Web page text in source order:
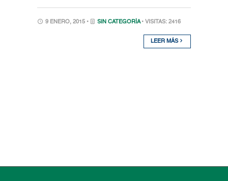
9 ENERO, 2015 • SIN CATEGORÍA • VISITAS: 2416
LEER MÁS